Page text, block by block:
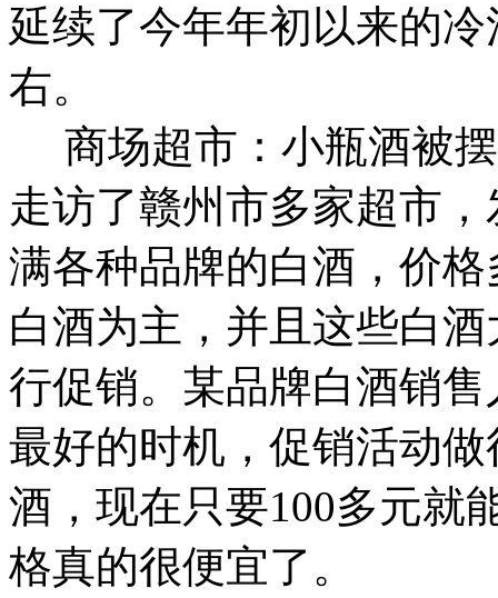
延续了今年年初以来的
右。
商场超市：小瓶酒被
走访了赣州市多家超市
满各种品牌的白酒，价
白酒为主，并且这些白
行促销。某品牌白酒销
最好的时机，促销活动
酒，现在只要100多元就
格真的很便宜了。